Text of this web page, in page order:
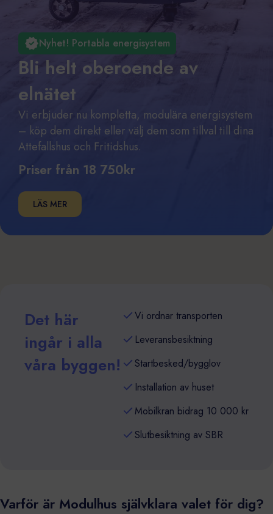
Nyhet! Portabla energisystem
Bli helt oberoende av
elnätet
Vi erbjuder nu kompletta, modulära energisystem
– köp dem direkt eller välj dem som tillval till dina
Attefallshus och Fritidshus.
Priser från 18 750kr
LÄS MER
Det här
ingår i alla
våra byggen!
Vi ordnar transporten
Leveransbesiktning
Startbesked/bygglov
Installation av huset
Mobilkran bidrag 10 000 kr
Slutbesiktning av SBR
Varför är Modulhus självklara valet för dig?